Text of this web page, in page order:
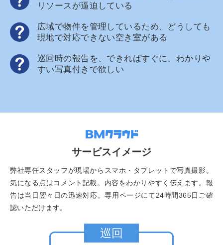
リソースが逼迫している
広域で物件を管理しているため、どうしても
現地で対応できない空き室がある
巡回時の報告を、できればすぐに、わかりや
すい写真付きで欲しい
サービスイメージ
弊社専任スタッフが現場からスマホ・タブレットで写真撮影。
気になる点はコメント記載。内容をわかりやすく伝えます。報
告は当日翌々日の迅速対応。専用ページにて24時間365日ご確
認いただけます。
巡回